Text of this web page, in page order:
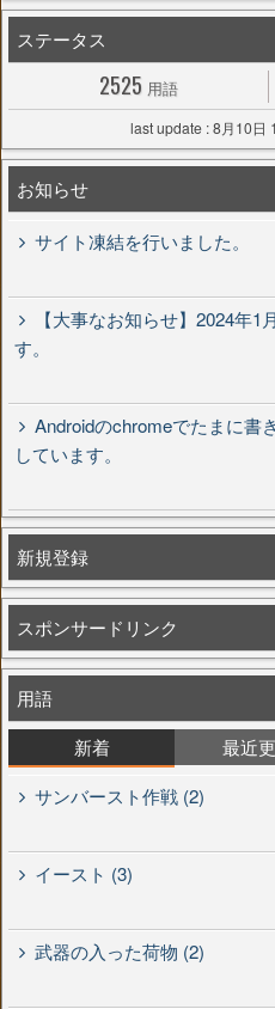
ステータス
2525 用語
last update : 8月10日
お知らせ
サイト凍結を行いました。
【大事なお知らせ】2024年
す。
Androidのchromeでたまに書
しています。
新規登録
スポンサードリンク
用語
新着
最近
サンバースト作戦 (2)
イースト (3)
武器の入った荷物 (2)